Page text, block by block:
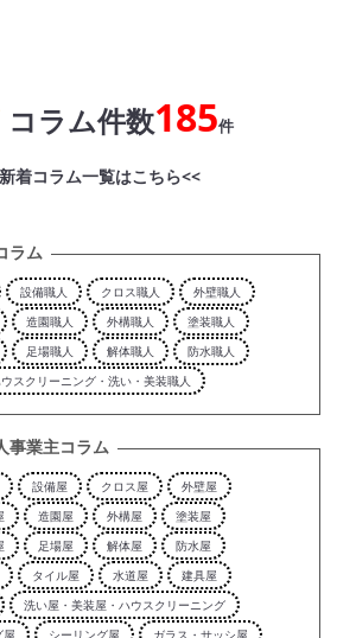
コラム件数185件
着コラム一覧はこちら<<
ラム
設備職人 クロス職人
外壁職人
造園職人 外構職人
塗装職人
足場職人 解体職人
防水職人
スクリーニング・洗い・美装職人
事業主コラム
設備屋 クロス屋
外壁屋
造園屋 外構屋
塗装屋
足場屋 解体屋
防水屋
タイル屋 水道屋
建具屋
洗い屋・美装屋・ハウスクリーニング
屋
シーリング屋 ガラス・サッシ屋